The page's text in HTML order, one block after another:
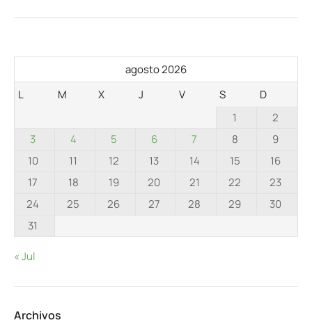
agosto 2026
L
M X J V S
D
1
2
3
4 5 6 7 8
9
10
11 12 13 14 15
16
17
18 19 20 21 22
23
24
25 26 27 28 29
30
31
« Jul
Archivos